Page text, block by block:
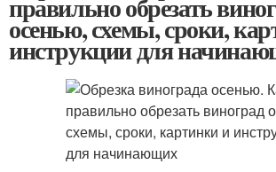
правильно обрезать
осенью, схемы, сроки,
инструкции для